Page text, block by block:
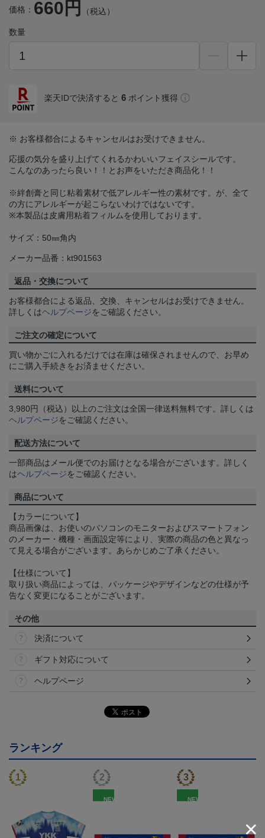
価格： 660円 （税込）
数量
楽天IDで決済すると 6 ポイント獲得
※ お客様都合によるキャンセルはお受けできません。
応援の気分を盛り上げてくれるかわいいフェイスシールです。
こんなのあったら良い！！とお声をいただき商品化！！
※絆創膏と同じ粘着素材で低アレルギー性の素材です。が、全て
の⽅にアレルギーが起こらないわけではないです。
※本製品は皮膚用粘着フィルムを使用しております。
サイズ：50㎜角内
メーカー品番：kt901563
返品・交換について
お客様都合による返品、交換、キャンセルはお受けできません。
詳しくはヘルプページをご確認ください。
ご注文の確定について
買い物かごに入れるだけでは在庫は確保されませんので、お早め
にご購入手続きをお済ませください。
送料について
3,980円（税込）以上のご注文は全国一律送料無料です。詳しくは
ヘルプページをご確認ください。
配送方法について
一部商品はメール便でのお届けとなる場合がございます。詳しく
はヘルプページをご確認ください。
商品について
【カラーについて】
商品画像は、お使いのパソコンのモニターおよびスマートフォン
のメーカー・機種・画面設定等により、実際の商品の色と異なっ
て見える場合がございます。あらかじめご了承ください。
【仕様について】
取り扱い商品によっては、パッケージやデザインなどの仕様が予
告なく変更になることがございます。
その他
決済について
ギフト対応について
ヘルプページ
ランキング
NEW NEW